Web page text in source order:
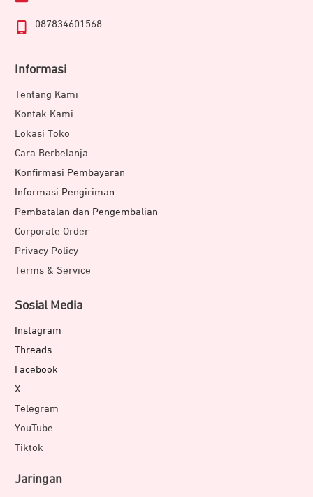
087834601568
Informasi
Tentang Kami
Kontak Kami
Lokasi Toko
Cara Berbelanja
Konfirmasi Pembayaran
Informasi Pengiriman
Pembatalan dan Pengembalian
Corporate Order
Privacy Policy
Terms & Service
Sosial Media
Instagram
Threads
Facebook
X
Telegram
YouTube
Tiktok
Jaringan